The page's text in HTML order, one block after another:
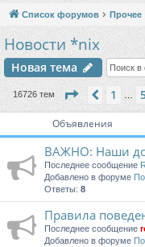
ы
и
Список форумов Прочее
Новости *nix
Новая тема
16726 тем Страница
Пред.
1
Объявления
ВАЖНО: Наши
Последнее сообщение
Добавлено в форуме
Ответы: 8
Правила
Последнее сообщение
Добавлено в форуме